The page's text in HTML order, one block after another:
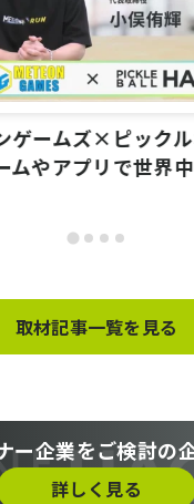
ゲームズ×ピック
ムやアプリで世界
取材記事一覧を見る
ー企業をご検討の
詳しく見る